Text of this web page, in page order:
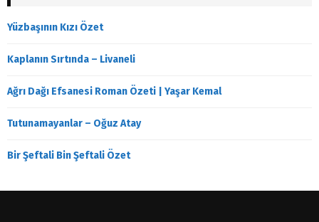
Yüzbaşının Kızı Özet
Kaplanın Sırtında – Livaneli
Ağrı Dağı Efsanesi Roman Özeti | Yaşar Kemal
Tutunamayanlar – Oğuz Atay
Bir Şeftali Bin Şeftali Özet